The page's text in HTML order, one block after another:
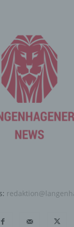
Daten
anonymen Daten der
allen durch eine
Daten
auf unserer
hat die Möglichkeit,
die Verarbeitung
verwendet wird.
für die